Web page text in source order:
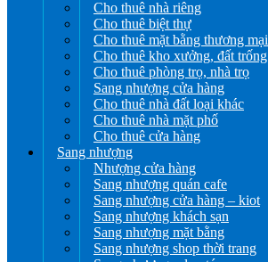
Cho thuê nhà riêng
Cho thuê biệt thự
Cho thuê mặt bằng thương mại
Cho thuê kho xưởng, đất trống
Cho thuê phòng trọ, nhà trọ
Sang nhượng cửa hàng
Cho thuê nhà đất loại khác
Cho thuê nhà mặt phố
Cho thuê cửa hàng
Sang nhượng
Nhượng cửa hàng
Sang nhượng quán cafe
Sang nhượng cửa hàng – kiot
Sang nhượng khách sạn
Sang nhượng mặt bằng
Sang nhượng shop thời trang